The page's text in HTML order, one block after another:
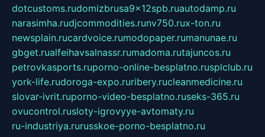
dotcustoms.rudomizbrusa9x12spb.ruautodamp.ru
narasimha.rudjcommodities.runv750.rux-ton.ru
newsplain.rucardvoice.rumodopaper.rumanunae.ru
gbget.rualfeihavsalnassr.rumadoma.rutajuncos.ru
petrovkasports.ruporno-online-besplatno.rusplclub.ru
york-life.rudoroga-expo.ruribery.rucleanmedicine.ru
slovar-ivrit.ruporno-video-besplatno.ruseks-365.ru
ovucontrol.rusloty-igrovyye-avtomaty.ru
ru-industriya.rurusskoe-porno-besplatno.ru